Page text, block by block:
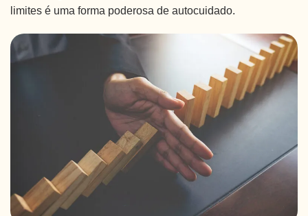
limites é uma forma poderosa de autocuidado.